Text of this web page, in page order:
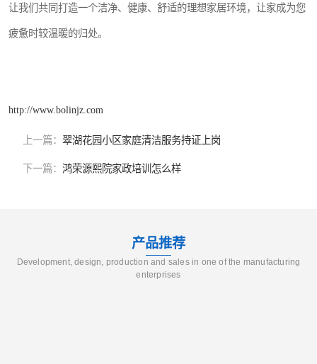
让我们共同打造一个洁净、健康、舒适的理想家居环境，让家成为您
疲惫时较温暖的归处。
http://www.bolinjz.com
上一篇： 翠湖花园小区家庭清洁服务持证上岗
下一篇： 鸿荣源熙院家政培训怎么样
产品推荐
Development, design, production and sales in one of the manufacturing
enterprises